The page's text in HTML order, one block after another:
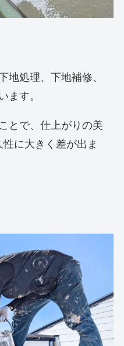
地処理、下地補修、
ます。
とで、仕上がりの美
に大きく差が出ま